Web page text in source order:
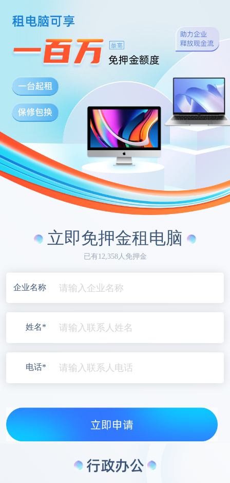
立即免押金租电脑
已有12,358人免押金
企业名称
姓名*
电话*